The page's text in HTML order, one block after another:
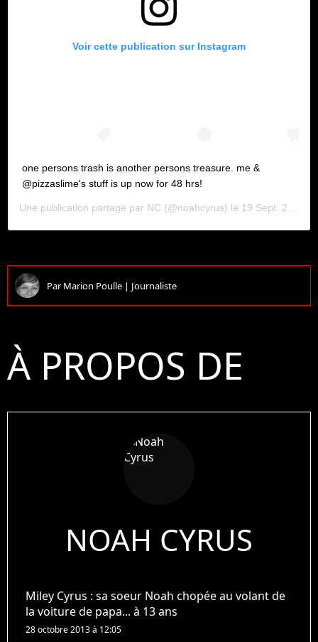
Voir cette publication sur Instagram
one persons trash is another persons treasure. me &
@pizzaslime's stuff is up now for 48 hrs!
Une publication partage par NC (@noahcyrus) le 19 Sept. 2018 3 :44 PDT
ParMarion Poulle | Journaliste
À PROPOS DE
NOAH CYRUS
Miley Cyrus : sa soeur Noah chopée au volant de
la voiture de papa... à 13 ans
28 octobre 2013 à 12:05